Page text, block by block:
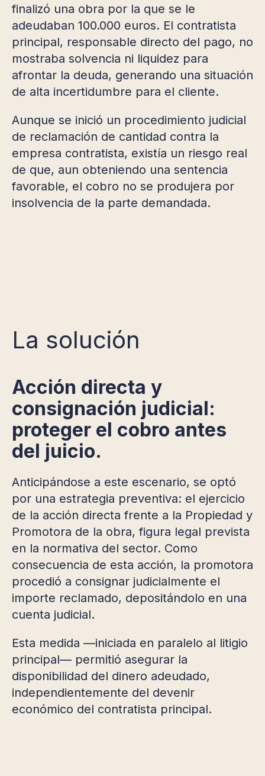
finalizó una obra por la que se le
adeudaban 100.000 euros. El contratista
principal, responsable directo del pago, no
mostraba solvencia ni liquidez para
afrontar la deuda, generando una situación
de alta incertidumbre para el cliente.
Aunque se inició un procedimiento judicial
de reclamación de cantidad contra la
empresa contratista, existía un riesgo real
de que, aun obteniendo una sentencia
favorable, el cobro no se produjera por
insolvencia de la parte demandada.
La solución
Acción directa y
consignación judicial:
proteger el cobro antes
del juicio.
Anticipándose a este escenario, se optó
por una estrategia preventiva: el ejercicio
de la acción directa frente a la Propiedad y
Promotora de la obra, figura legal prevista
en la normativa del sector. Como
consecuencia de esta acción, la promotora
procedió a consignar judicialmente el
importe reclamado, depositándolo en una
cuenta judicial.
Esta medida —iniciada en paralelo al litigio
principal— permitió asegurar la
disponibilidad del dinero adeudado,
independientemente del devenir
económico del contratista principal.